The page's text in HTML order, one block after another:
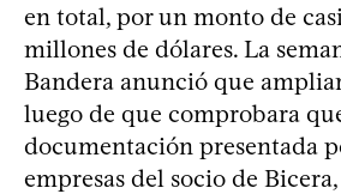
en total, por un monto de
millones de dólares. La
Bandera anunció que
luego de que comprobara
documentación presentada
empresas del socio de